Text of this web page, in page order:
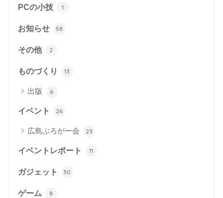
PCの小技 1
お知らせ 58
その他 2
ものづくり 13
出版 6
イベント 26
広島ぶろがー会 23
イベントレポート 11
ガジェット 30
ゲーム 8